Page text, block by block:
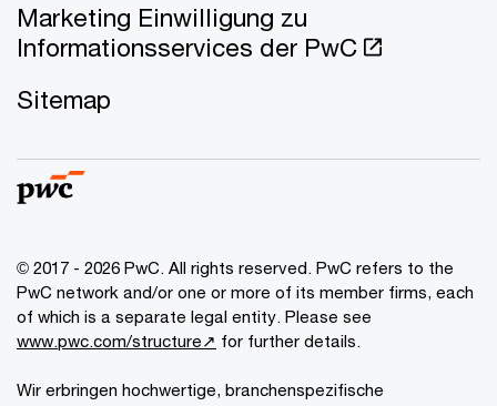
Marketing Einwilligung zu
Informationsservices der PwC
Sitemap
© 2017 - 2026 PwC. All rights reserved. PwC refers to the
PwC network and/or one or more of its member firms, each
of which is a separate legal entity. Please see
www.pwc.com/structure↗ for further details.
Wir erbringen hochwertige, branchenspezifische